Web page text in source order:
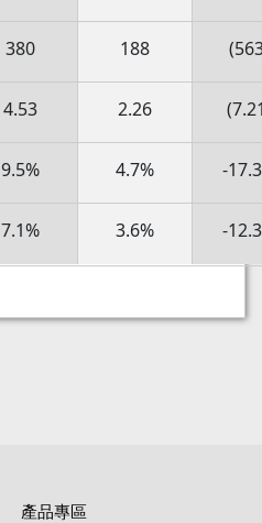
380
4.53
9.5%
7.1%
188
2.26
4.7%
3.6%
-
-
產品專區